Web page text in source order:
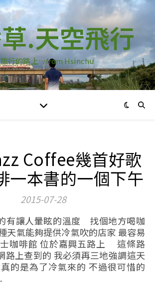
.天空飛行
行的路上…from Hsinchu
Coffee幾首好歌
一本書的一個下午
2015-07-28
天氣能夠提供冷氣吹的店家 最容易
咖啡館 位於嘉興五路上 這條路
路上查到的 我必須再三地強調這天
的是為了冷氣來的 不過很可惜的